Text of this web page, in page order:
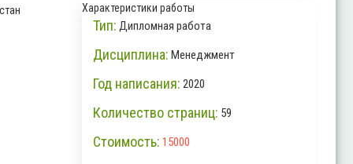
Характеристики работы
Тип: Дипломная работа
Дисциплина: Менеджмент
Год написания: 2020
Количество страниц: 59
Стоимость: 15000